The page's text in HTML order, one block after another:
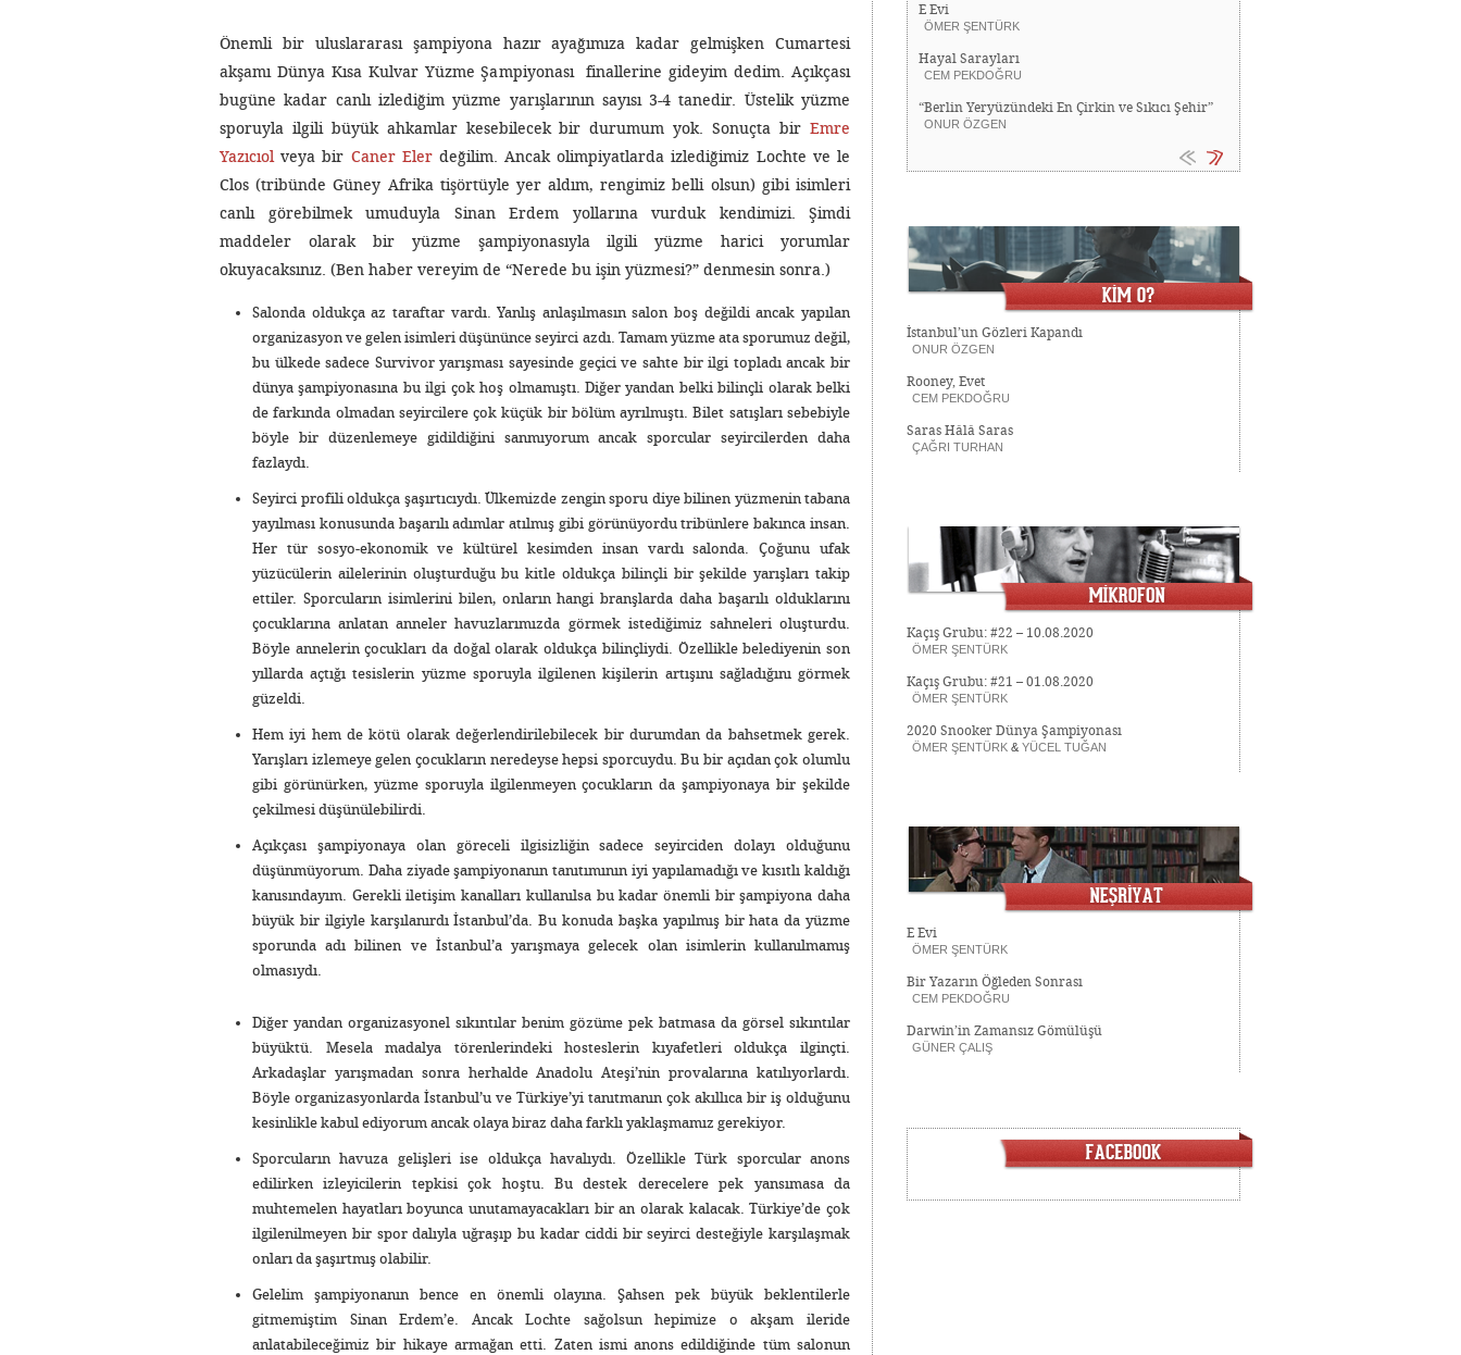
Önemli bir uluslararası şampiyona hazır ayağımıza kadar gelmişken Cumartesi
akşamı Dünya Kısa Kulvar Yüzme Şampiyonası finallerine gideyim dedim. Açıkçası
bugüne kadar canlı izlediğim yüzme yarışlarının sayısı 3-4 tanedir. Üstelik yüzme
sporuyla ilgili büyük ahkamlar kesebilecek bir durumum yok. Sonuçta bir Emre
Yazıcıol veya bir Caner Elerdeğilim. Ancak olimpiyatlarda izlediğimiz Lochte ve le
Clos (tribünde Güney Afrika tişörtüyle yer aldım, rengimiz belli olsun) gibi isimleri
canlı görebilmek umuduyla Sinan Erdem yollarına vurduk kendimizi. Şimdi
maddeler olarak bir yüzme şampiyonasıyla ilgili yüzme harici yorumlar
okuyacaksınız. (Ben haber vereyim de “Nerede bu işin yüzmesi?” denmesin sonra.)
Salonda oldukça az taraftar vardı. Yanlış anlaşılmasın salon boş değildi ancak yapılan
organizasyon ve gelen isimleri düşününce seyirci azdı. Tamam yüzme ata sporumuz değil,
bu ülkede sadece Survivor yarışması sayesinde geçici ve sahte bir ilgi topladı ancak bir
dünya şampiyonasına bu ilgi çok hoş olmamıştı. Diğer yandan belki bilinçli olarak belki
de farkında olmadan seyircilere çok küçük bir bölüm ayrılmıştı. Bilet satışları sebebiyle
böyle bir düzenlemeye gidildiğini sanmıyorum ancak sporcular seyircilerden daha
fazlaydı.
Seyirci profili oldukça şaşırtıcıydı. Ülkemizde zengin sporu diye bilinen yüzmenin tabana
yayılması konusunda başarılı adımlar atılmış gibi görünüyordu tribünlere bakınca insan.
Her tür sosyo-ekonomik ve kültürel kesimden insan vardı salonda. Çoğunu ufak
yüzücülerin ailelerinin oluşturduğu bu kitle oldukça bilinçli bir şekilde yarışları takip
ettiler. Sporcuların isimlerini bilen, onların hangi branşlarda daha başarılı olduklarını
çocuklarına anlatan anneler havuzlarımızda görmek istediğimiz sahneleri oluşturdu.
Böyle annelerin çocukları da doğal olarak oldukça bilinçliydi. Özellikle belediyenin son
yıllarda açtığı tesislerin yüzme sporuyla ilgilenen kişilerin artışını sağladığını görmek
güzeldi.
Hem iyi hem de kötü olarak değerlendirilebilecek bir durumdan da bahsetmek gerek.
Yarışları izlemeye gelen çocukların neredeyse hepsi sporcuydu. Bu bir açıdan çok olumlu
gibi görünürken, yüzme sporuyla ilgilenmeyen çocukların da şampiyonaya bir şekilde
çekilmesi düşünülebilirdi.
Açıkçası şampiyonaya olan göreceli ilgisizliğin sadece seyirciden dolayı olduğunu
düşünmüyorum. Daha ziyade şampiyonanın tanıtımının iyi yapılamadığı ve kısıtlı kaldığı
kanısındayım. Gerekli iletişim kanalları kullanılsa bu kadar önemli bir şampiyona daha
büyük bir ilgiyle karşılanırdı İstanbul’da. Bu konuda başka yapılmış bir hata da yüzme
sporunda adı bilinen ve İstanbul’a yarışmaya gelecek olan isimlerin kullanılmamış
olmasıydı.
Diğer yandan organizasyonel sıkıntılar benim gözüme pek batmasa da görsel sıkıntılar
büyüktü. Mesela madalya törenlerindeki hosteslerin kıyafetleri oldukça ilginçti.
Arkadaşlar yarışmadan sonra herhalde Anadolu Ateşi’nin provalarına katılıyorlardı.
Böyle organizasyonlarda İstanbul’u ve Türkiye’yi tanıtmanın çok akıllıca bir iş olduğunu
kesinlikle kabul ediyorum ancak olaya biraz daha farklı yaklaşmamız gerekiyor.
Sporcuların havuza gelişleri ise oldukça havalıydı. Özellikle Türk sporcular anons
edilirken izleyicilerin tepkisi çok hoştu. Bu destek derecelere pek yansımasa da
muhtemelen hayatları boyunca unutamayacakları bir an olarak kalacak. Türkiye’de çok
ilgilenilmeyen bir spor dalıyla uğraşıp bu kadar ciddi bir seyirci desteğiyle karşılaşmak
onları da şaşırtmış olabilir.
Gelelim şampiyonanın bence en önemli olayına. Şahsen pek büyük beklentilerle
gitmemiştim Sinan Erdem’e. Ancak Lochte sağolsun hepimize o akşam ileride
anlatabileceğimiz bir hikaye armağan etti. Zaten ismi anons edildiğinde tüm salonun
E Evi
ÖMER ŞENTÜRK
Hayal Sarayları
CEM PEKDOĞRU
“Berlin Yeryüzündeki En Çirkin ve Sıkıcı Şehir”
ONUR ÖZGEN
İstanbul’un Gözleri Kapandı
ONUR ÖZGEN
Rooney, Evet
CEM PEKDOĞRU
Saras Hâlâ Saras
ÇAĞRI TURHAN
Kaçış Grubu: #22 – 10.08.2020
ÖMER ŞENTÜRK
Kaçış Grubu: #21 – 01.08.2020
ÖMER ŞENTÜRK
2020 Snooker Dünya Şampiyonası
ÖMER ŞENTÜRK & YÜCEL TUĞAN
E Evi
ÖMER ŞENTÜRK
Bir Yazarın Öğleden Sonrası
CEM PEKDOĞRU
Darwin’in Zamansız Gömülüşü
GÜNER ÇALIŞ